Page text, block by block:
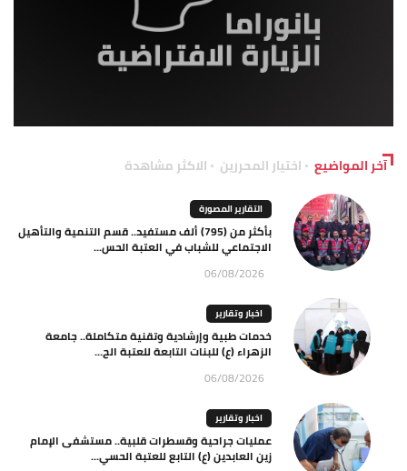
آخر المواضيع اختيار المحررين الاكثر مشاهدة
التقارير المصورة
بأكثر من (795) ألف مستفيد.. قسم التنمية والتأهيل
الاجتماعي للشباب في العتبة الحس...
06/08/2026
اخبار وتقارير
خدمات طبية وإرشادية وتقنية متكاملة.. جامعة
الزهراء (ع) للبنات التابعة للعتبة الح...
06/08/2026
اخبار وتقارير
عمليات جراحية وقسطرات قلبية.. مستشفى الإمام
زين العابدين (ع) التابع للعتبة الحسي...